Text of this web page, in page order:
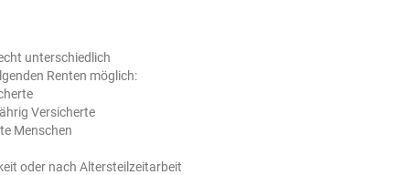
unterschiedlich
Renten möglich:
Versicherte
Menschen
oder nach Altersteilzeitarbeit